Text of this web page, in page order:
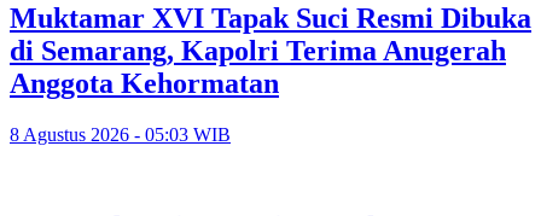
Muktamar XVI Tapak Suci Resmi Dibuka
di Semarang, Kapolri Terima Anugerah
Anggota Kehormatan
8 Agustus 2026 - 05:03 WIB